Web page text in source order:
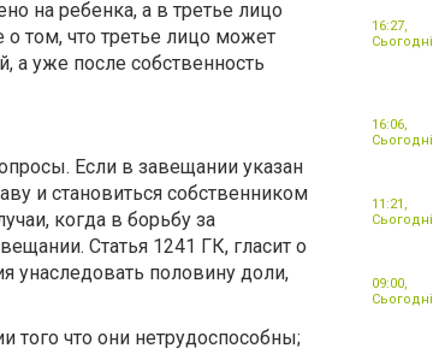
на ребенка, а в третье лицо
том, что третье лицо может
а уже после собственность
Если в завещании указан
и становиться собственником
когда в борьбу за
Статья 1241 ГК, гласит о
унаследовать половину доли,
того что они нетрудоспособны;
16:27,
Сьогодні
16:06,
Сьогодні
11:21,
Сьогодні
09:00,
Сьогодні